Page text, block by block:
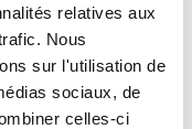
relatives aux
Nous
sur l'utilisation de
sociaux, de
celles-ci